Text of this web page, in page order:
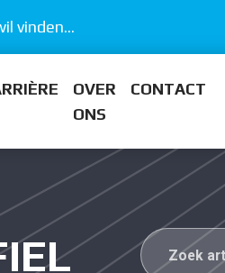
vinden...
OVER
ONS
CONTACT